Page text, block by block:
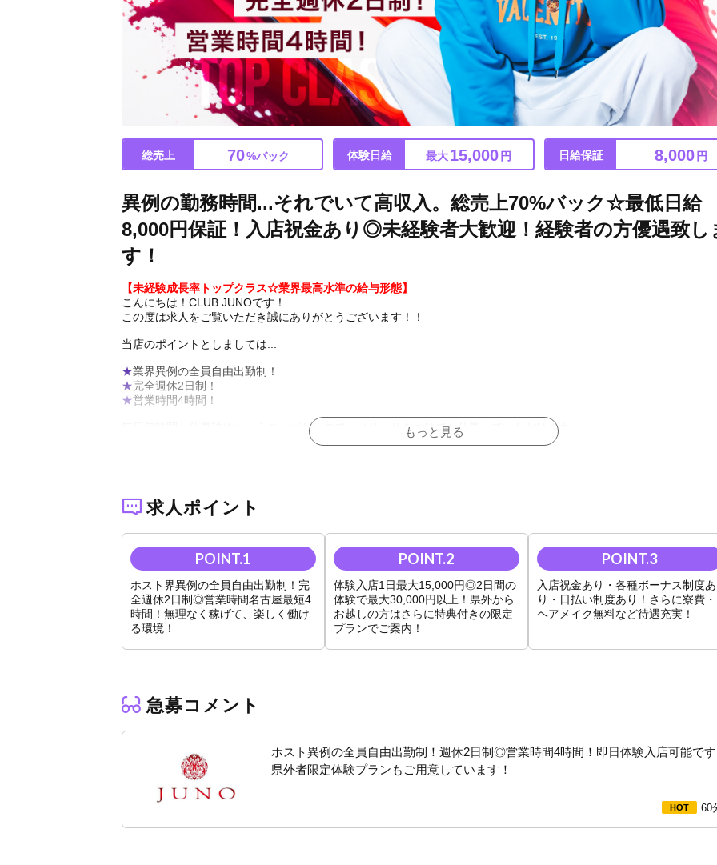
総売上 70%バック 体験日給 最大15,000 円 日給保証 8,000 円
異例の勤務時間...それでいて高収入。総売上70%バック☆最低日給
8,000円保証！入店祝金あり◎未経験者大歓迎！経験者の方優遇致し
す！
【未経験成長率トップクラス☆業界最高水準の給与形態】
こんにちは！CLUB JUNOです！
この度は求人をご覧いただき誠にありがとうございます！！
当店のポイントとしましては...
★業界異例の全員自由出勤制！
★完全週休2日制！
★営業時間4時間！
毎日何時間も仕事詰めということがないので、メリハリをつけてお仕事していただけます。
稼ぐときは稼ぐ！休むときは休む！他店様よりも圧倒的にホワイトな環境です。
未経験成長率トップクラスですので、業界が初めての方でも売れっ子ホストを目指していただけます！
・入店祝金あり
・初月売上100%バック
・最低日給8,000円保証
頑張った分はきちんと還元させていただいております。
さらに！！！
★食費・生活用品全て支給
厳しい上下関係やしがらみなどは一切ありません。
まずはご応募ください。
面接で詳しくお話をして、まとまったら体験していただきます。
体験入店最大15,000円
もっと見る
求人ポイント
ホスト界異例の全員自由出勤制！完
全週休2日制◎営業時間名古屋最短4
時間！無理なく稼げて、楽しく働け
る環境！
体験入店1日最大15,000円◎2日間の
体験で最大30,000円以上！県外から
お越しの方はさらに特典付きの限定
プランでご案内！
入店祝金あり・各種ボーナス制度あ
り・日払い制度あり！さらに寮費・
ヘアメイク無料など待遇充実！
急募コメント
ホスト異例の全員自由出勤制！週休2日制◎営業時間4時間！即日体験入店可能で
県外者限定体験プランもご用意しています！
60